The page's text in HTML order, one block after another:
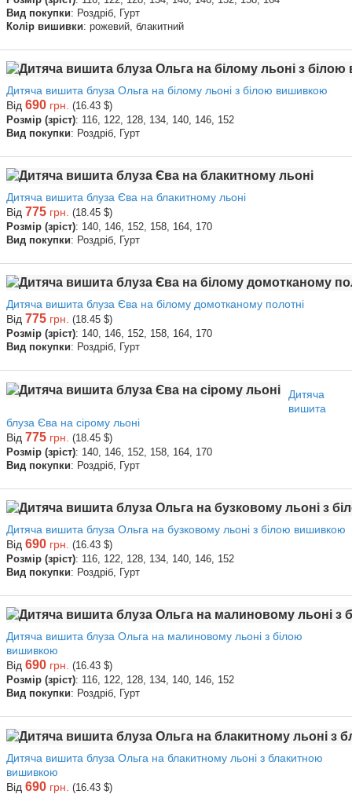
Вид покупки: Роздріб, Гурт
Колір вишивки: рожевий, блакитний
Дитяча вишита блуза Ольга на білому льоні з білою вишивкою
Від 690 грн. (16.43 $)
Розмір (зріст): 116, 122, 128, 134, 140, 146, 152
Вид покупки: Роздріб, Гурт
Дитяча вишита блуза Єва на блакитному льоні
Від 775 грн. (18.45 $)
Розмір (зріст): 140, 146, 152, 158, 164, 170
Вид покупки: Роздріб, Гурт
Дитяча вишита блуза Єва на білому домотканому полотні
Від 775 грн. (18.45 $)
Розмір (зріст): 140, 146, 152, 158, 164, 170
Вид покупки: Роздріб, Гурт
Дитяча
вишита
блуза Єва на сірому льоні
Від 775 грн. (18.45 $)
Розмір (зріст): 140, 146, 152, 158, 164, 170
Вид покупки: Роздріб, Гурт
Дитяча вишита блуза Ольга на бузковому льоні з білою вишивкою
Від 690 грн. (16.43 $)
Розмір (зріст): 116, 122, 128, 134, 140, 146, 152
Вид покупки: Роздріб, Гурт
Дитяча вишита блуза Ольга на малиновому льоні з білою
вишивкою
Від 690 грн. (16.43 $)
Розмір (зріст): 116, 122, 128, 134, 140, 146, 152
Вид покупки: Роздріб, Гурт
Дитяча вишита блуза Ольга на блакитному льоні з блакитною
вишивкою
Від 690 грн. (16.43 $)